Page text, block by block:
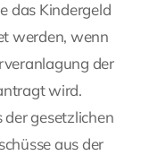
das Kindergeld
werden, wenn
der
wird.
der gesetzlichen
aus der